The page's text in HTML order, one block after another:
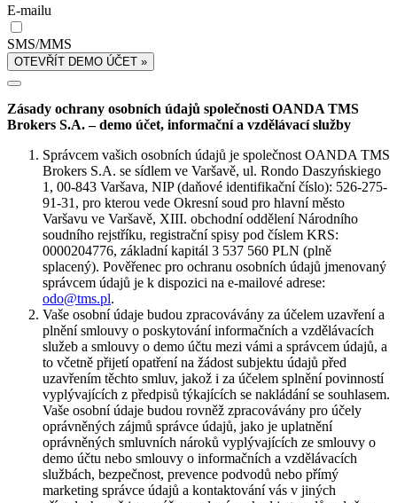
E-mailu
SMS/MMS
OTEVŘÍT DEMO ÚČET »
Zásady ochrany osobních údajů společnosti OANDA TMS
Brokers S.A. – demo účet, informační a vzdělávací služby
Správcem vašich osobních údajů je společnost OANDA TMS
Brokers S.A. se sídlem ve Varšavě, ul. Rondo Daszyńskiego
1, 00-843 Varšava, NIP (daňové identifikační číslo): 526-275-
91-31, pro kterou vede Okresní soud pro hlavní město
Varšavu ve Varšavě, XIII. obchodní oddělení Národního
soudního rejstříku, registrační spisy pod číslem KRS:
0000204776, základní kapitál 3 537 560 PLN (plně
splacený). Pověřenec pro ochranu osobních údajů jmenovaný
správcem údajů je k dispozici na e-mailové adrese:
odo@tms.pl.
Vaše osobní údaje budou zpracovávány za účelem uzavření a
plnění smlouvy o poskytování informačních a vzdělávacích
služeb a smlouvy o demo účtu mezi vámi a správcem údajů, a
to včetně přijetí opatření na žádost subjektu údajů před
uzavřením těchto smluv, jakož i za účelem splnění povinností
vyplývajících z předpisů týkajících se nakládání se souhlasem.
Vaše osobní údaje budou rovněž zpracovávány pro účely
oprávněných zájmů správce údajů, jako je uplatnění
oprávněných smluvních nároků vyplývajících ze smlouvy o
demo účtu nebo smlouvy o informačních a vzdělávacích
službách, bezpečnost, prevence podvodů nebo přímý
marketing správce údajů a kontaktování vás v jiných